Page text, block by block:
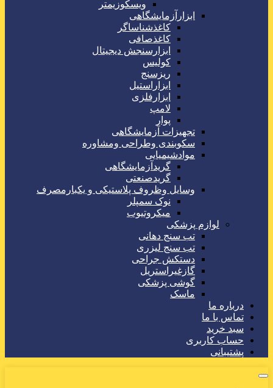
ویسکوزیمتر
ابزارآزمایشگاهی
کاغذشناساگر
کاغذصافی
ابزارسنجش دیجیتال
کولیس
ریزسنج
ابزاراستیل
ابزارفلزی
لامپ
پوار
تجهیزات آزمایشگاهی
سکوبندی وطراحی ومشاوره
موادشیمیایی
گریدآزمایشگاهی
گریدصنعتی
وسایل وظروف پلاستیکی و یکبارمصرف
نوک سمپلر
میکروتیوب
لوازم پزشکی
تب سنج دهانی
تب سنج لیزری
دستکش جراحی
گازغیراستریل
گوشی پزشکی
ماسک
درباره ما
تماس با ما
سبد خرید
حساب کاربری
پشتیبانی